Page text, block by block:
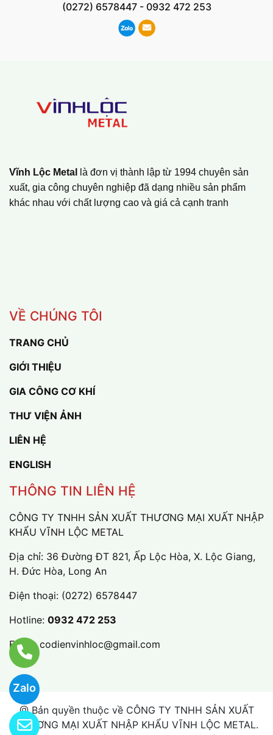
Zalo
(0272) 6578447- 0932 472 253
Vĩnh Lộc Metal
là đơn vị thành lập từ 1994 chuyên sản
xuất, gia công chuyên nghiệp đã dạng nhiều sản phẩm
khác nhau với chất lượng cao và giá cả cạnh tranh
VỀ CHÚNG TÔI
TRANG CHỦ
GIỚI THIỆU
GIA CÔNG CƠ KHÍ
THƯ VIỆN ẢNH
LIÊN HỆ
ENGLISH
THÔNG TIN LIÊN HỆ
CÔNG TY TNHH SẢN XUẤT THƯƠNG MẠI XUẤT NHẬP
KHẨU VĨNH LỘC METAL
Địa chỉ: 36 Đường ĐT 821, Ấp Lộc Hòa, X. Lộc Giang,
H. Đức Hòa, Long An
Điện thoại: (0272) 6578447
Hotline: 0932 472 253
Email:codienvinhloc@gmail.com
@ Bản quyền thuộc về CÔNG TY TNHH SẢN XUẤT
THƯƠNG MẠI XUẤT NHẬP KHẨU VĨNH LỘC METAL.